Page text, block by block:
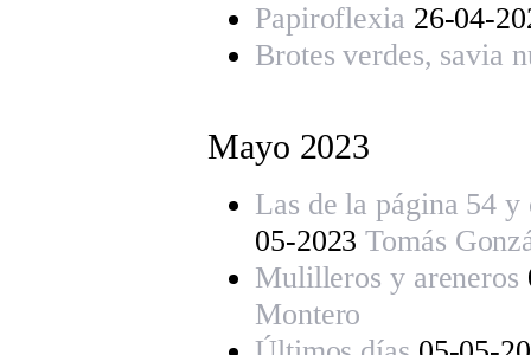
Papiroflexia 26-04-
Brotes verdes, savia
Mayo 2023
Las de la página 54
05-2023Tomás
Mulilleros y areneros
Montero